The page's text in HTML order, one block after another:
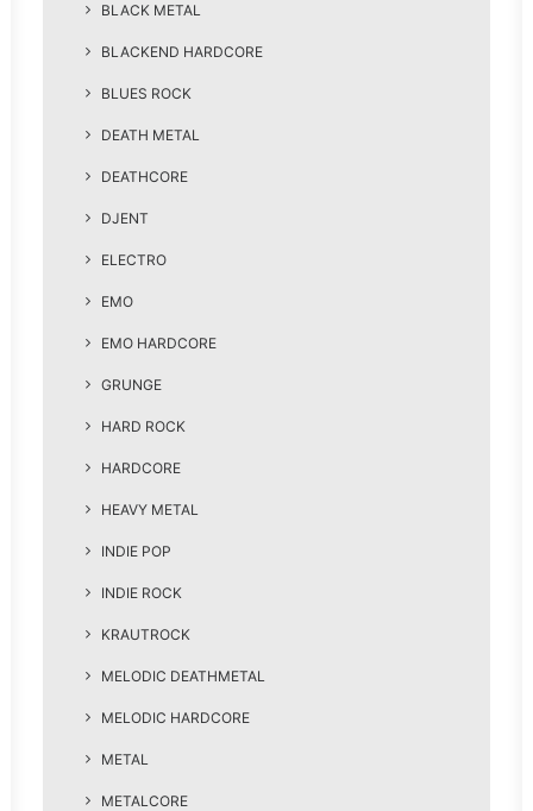
BLACK METAL
BLACKEND HARDCORE
BLUES ROCK
DEATH METAL
DEATHCORE
DJENT
ELECTRO
EMO
EMO HARDCORE
GRUNGE
HARD ROCK
HARDCORE
HEAVY METAL
INDIE POP
INDIE ROCK
KRAUTROCK
MELODIC DEATHMETAL
MELODIC HARDCORE
METAL
METALCORE